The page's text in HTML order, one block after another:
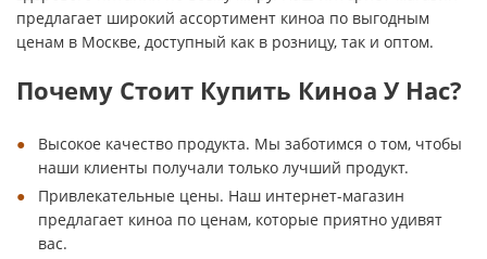
предлагает широкий ассортимент киноа по выгодным
ценам в Москве, доступный как в розницу, так и оптом.
Почему Стоит Купить Киноа У Нас?
Высокое качество продукта. Мы заботимся о том, чтобы
наши клиенты получали только лучший продукт.
Привлекательные цены. Наш интернет-магазин
предлагает киноа по ценам, которые приятно удивят
вас.